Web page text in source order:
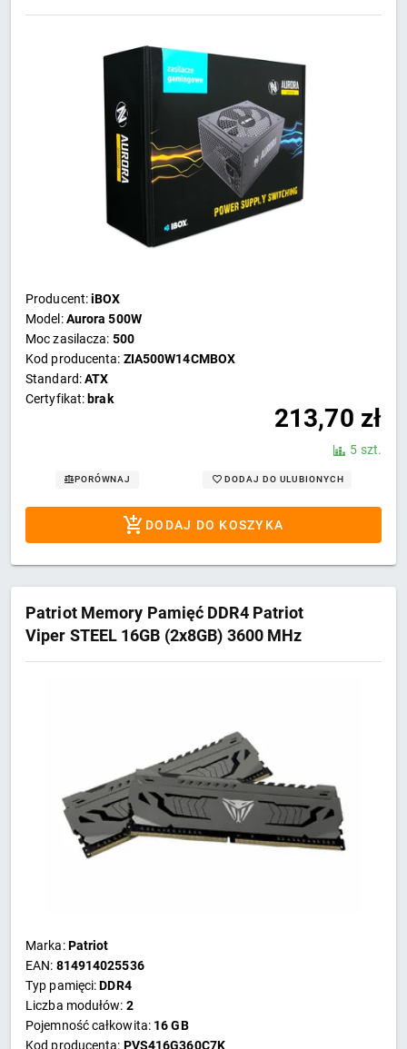
Producent:iBOX
Model:Aurora 500W
Moc zasilacza: 500
Kod producenta: ZIA500W14CMBOX
Standard:ATX
Certyfikat: brak
213,70 zł
5 szt.
PORÓWNAJ DODAJ DO ULUBIONYCH
DODAJ DO KOSZYKA
Patriot Memory Pamięć DDR4 Patriot
Viper STEEL 16GB (2x8GB) 3600 MHz
CL18 1,35V Intel XMP
Marka:Patriot
EAN: 814914025536
Typ pamięci:DDR4
Liczba modułów: 2
Pojemność całkowita: 16 GB
Kod producenta: PVS416G360C7K